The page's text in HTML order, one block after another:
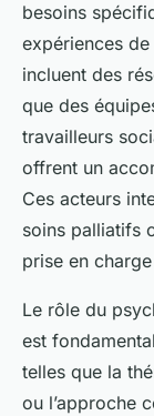
besoins
expériences
incluent des
que des
travailleurs
offrent un
Ces acteurs
soins palliatifs
prise en
Le rôle du
est
telles que la
ou l’approche